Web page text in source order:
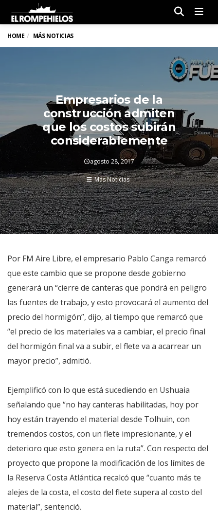
HOME MÁS NOTICIAS
Empresarios de la
construcción admiten
que los costos subirán
considerablemente
agosto 28, 2017
Más Noticias
Por FM Aire Libre, el empresario Pablo Canga remarcó
que este cambio que se propone desde gobierno
generará un “cierre de canteras que pondrá en peligro
las fuentes de trabajo, y esto provocará el aumento del
precio del hormigón”, dijo, al tiempo que remarcó que
“el precio de los materiales va a cambiar, el precio final
del hormigón final va a subir, el flete va a acarrear un
mayor precio”, admitió.
Ejemplificó con lo que está sucediendo en Ushuaia
señalando que “no hay canteras habilitadas, hoy por
hoy están trayendo el material desde Tolhuin, con
tremendos costos, con un flete impresionante, y el
deterioro que esto genera en la ruta”. Con respecto del
proyecto que propone la modificación de los límites de
la Reserva Costa Atlántica recalcó que “cuanto más te
alejes de la costa, el costo del flete supera al costo del
material”, sentenció.